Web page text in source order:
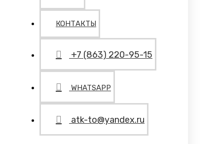
КОНТАКТЫ
+7 (863) 220-95-15
WHATSAPP
atk-to@yandex.ru